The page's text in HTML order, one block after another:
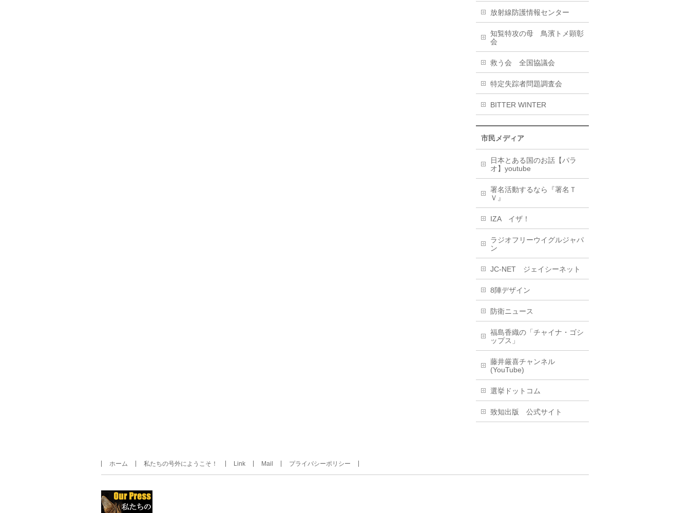
放射線防護情報センター
知覧特攻の母 鳥濱トメ顕彰
会
救う会 全国協議会
特定失踪者問題調査会
BITTER WINTER
市民メディア
日本とある国のお話【パラ
オ】youtube
署名活動するなら『署名Ｔ
Ｖ』
IZA イザ！
ラジオフリーウイグルジャパ
ン
JC-NET ジェイシーネット
8陣デザイン
防衛ニュース
福島香織の「チャイナ・ゴシ
ップス」
藤井厳喜チャンネル
(YouTube)
選挙ドットコム
致知出版 公式サイト
ホーム 私たちの号外にようこそ！ Link Mail プライバシーポリシー